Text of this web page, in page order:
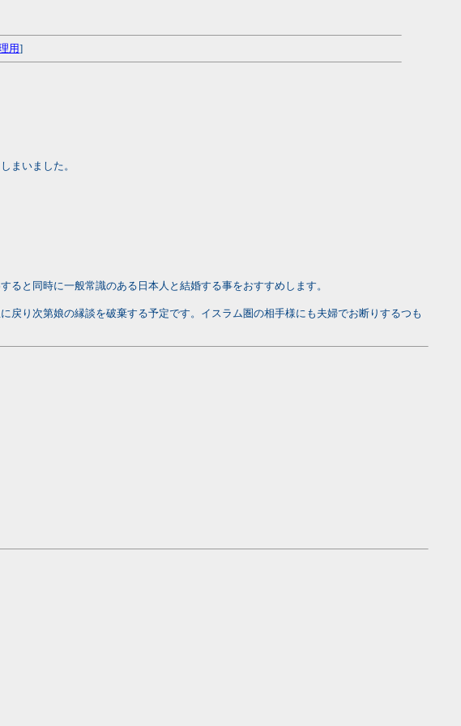
用]
まいました。
と同時に一般常識のある日本人と結婚する事をおすすめします。
り次第娘の縁談を破棄する予定です。イスラム圏の相手様にも夫婦でお断りするつも